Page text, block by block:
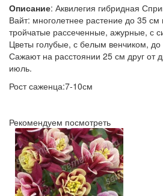
Описание: Аквилегия гибридная
Вайт: многолетнее растение до 35
тройчатые рассеченные, ажурные, с
Цветы голубые, с белым венчиком,
Сажают на расстоянии 25 см друг от
июль.
Рост саженца:7-10см
Рекомендуем посмотреть